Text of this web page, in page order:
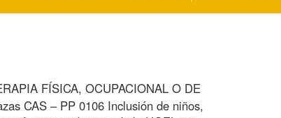
FÍSICA, OCUPACIONAL O DE
CAS – PP 0106 Inclusión de niños,